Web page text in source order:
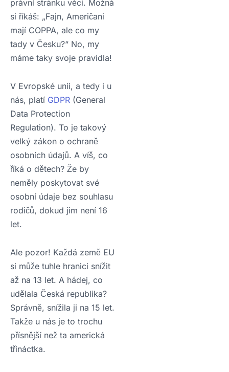
právní stránku věci. Možná
si říkáš: „Fajn, Američani
mají COPPA, ale co my
tady v Česku?“ No, my
máme taky svoje pravidla!
V Evropské unii, a tedy i u
nás, platí GDPR (General
Data Protection
Regulation). To je takový
velký zákon o ochraně
osobních údajů. A víš, co
říká o dětech? Že by
neměly poskytovat své
osobní údaje bez souhlasu
rodičů, dokud jim není 16
let.
Ale pozor! Každá země EU
si může tuhle hranici snížit
až na 13 let. A hádej, co
udělala Česká republika?
Správně, snížila ji na 15 let.
Takže u nás je to trochu
přísnější než ta americká
třináctka.